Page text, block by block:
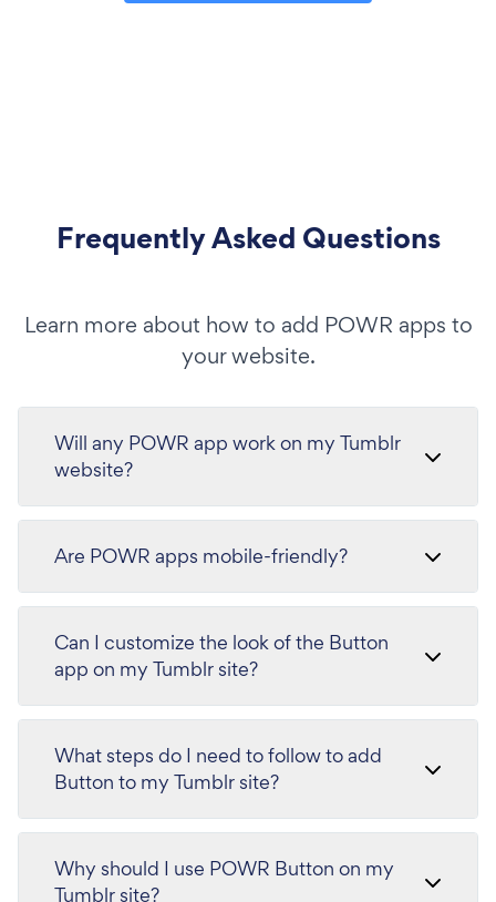
Frequently Asked Questions
Learn more about how to add POWR apps to
your website.
Will any POWR app work on my Tumblr
website?
Are POWR apps mobile-friendly?
Can I customize the look of the Button
app on my Tumblr site?
What steps do I need to follow to add
Button to my Tumblr site?
Why should I use POWR Button on my
Tumblr site?